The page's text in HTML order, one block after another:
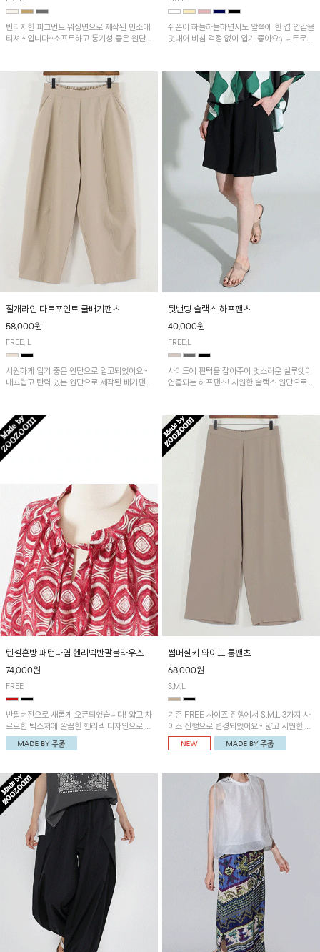
빈티지한 피그먼트 워싱면으로 제작된 민소매
티셔츠입니다~소프트하고 통기성 좋은 원단
쉬폰이 하늘하늘하면서도 앞쪽에 한 겹 안감을
덧대어 비침 걱정 없이 입기 좋아요:) 니트로
절개라인 다트포인트 쿨배기팬츠
58,000원
FREE, L
시원하게 입기 좋은 원단으로 입고되었어요~
매끄럽고 탄력 있는 원단으로 제작된 배기팬츠
뒷밴딩 슬랙스 하프팬츠
40,000원
FREE,L
사이드에 핀턱을 잡아주어 멋스러운 실루엣이
연출되는 하프팬츠! 시원한 슬랙스 원단으로
텐셀혼방 패턴나염 헨리넥반팔블라우스
74,000원
FREE
반팔버전으로 새롭게 오픈되었습니다! 얇고 차
르르한 텍스처에 깔끔한 헨리넥 디자인으로 제
작된 블라우스예요~볼륨감있는 소매 셔링과
세련된 나염패턴으로 유니크한 매력 UP!
썸머실키 와이드 통팬츠
68,000원
S,M,L
기존 FREE 사이즈 진행에서 S,M,L 3가지 사
이즈 진행으로 변경되었어요~ 얇고 시원한 원
단으로 제작된 와이드팬츠! 베이직한 디자인으
로 코디 활용도가 높은 아이템이에요~